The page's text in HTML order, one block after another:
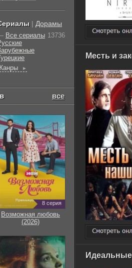
Месть и
Идеальные
| Дорамы
Все сериалы 13736
►
все
8 серия
Возможная любовь
(2026)